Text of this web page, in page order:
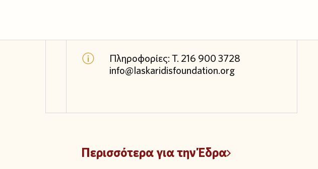
Πληροφορίες: Τ. 216 900 3728
info@laskaridisfoundation.org
Περισσότερα για την Έδρα